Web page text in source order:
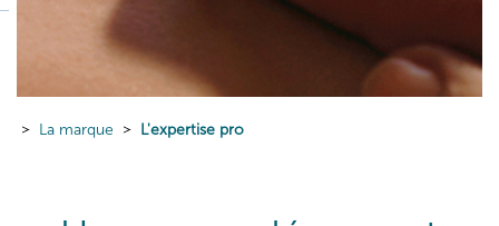
La marque L'expertise pro